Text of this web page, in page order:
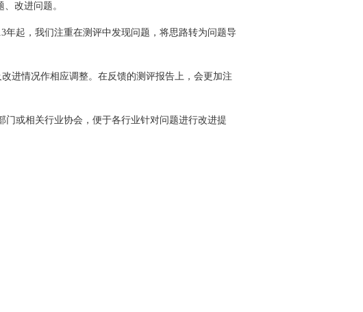
改进问题。
起，我们注重在测评中发现问题，将思路转为问题导
情况作相应调整。在反馈的测评报告上，会更加注
或相关行业协会，便于各行业针对问题进行改进提